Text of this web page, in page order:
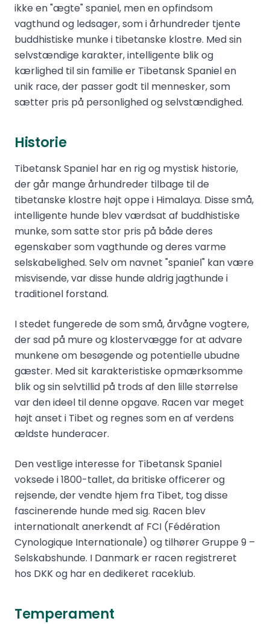
ikke en "ægte" spaniel, men en opfindsom
vagthund og ledsager, som i århundreder tjente
buddhistiske munke i tibetanske klostre. Med sin
selvstændige karakter, intelligente blik og
kærlighed til sin familie er Tibetansk Spaniel en
unik race, der passer godt til mennesker, som
sætter pris på personlighed og selvstændighed.
Historie
Tibetansk Spaniel har en rig og mystisk historie,
der går mange århundreder tilbage til de
tibetanske klostre højt oppe i Himalaya. Disse små,
intelligente hunde blev værdsat af buddhistiske
munke, som satte stor pris på både deres
egenskaber som vagthunde og deres varme
selskabelighed. Selv om navnet "spaniel" kan være
misvisende, var disse hunde aldrig jagthunde i
traditionel forstand.
I stedet fungerede de som små, årvågne vogtere,
der sad på mure og klostervægge for at advare
munkene om besøgende og potentielle ubudne
gæster. Med sit karakteristiske opmærksomme
blik og sin selvtillid på trods af den lille størrelse
var den ideel til denne opgave. Racen var meget
højt anset i Tibet og regnes som en af verdens
ældste hunderacer.
Den vestlige interesse for Tibetansk Spaniel
voksede i 1800-tallet, da britiske officerer og
rejsende, der vendte hjem fra Tibet, tog disse
fascinerende hunde med sig. Racen blev
internationalt anerkendt af FCI (Fédération
Cynologique Internationale) og tilhører Gruppe 9 –
Selskabshunde. I Danmark er racen registreret
hos DKK og har en dedikeret raceklub.
Temperament